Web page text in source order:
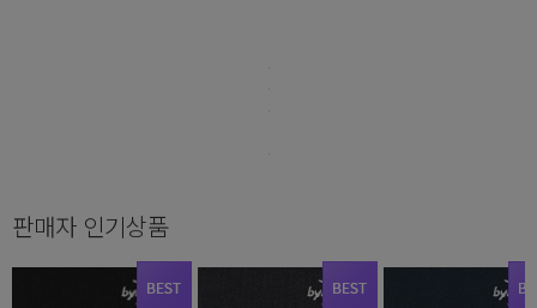
판매자 인기상품